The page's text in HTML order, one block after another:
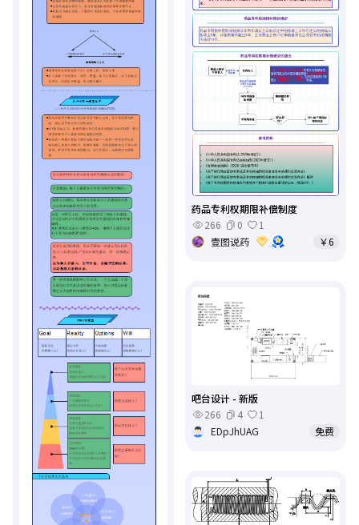
药品专利权期限补偿制度
266
0
1
壹图说药
￥6
吧台设计 - 新版
266
4
1
EDpJhUAG
免费